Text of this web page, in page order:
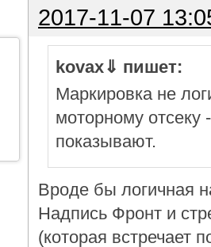
2017-11-07
kovax⇓ пишет:
Маркировка не
моторному отсеку
показывают.
Вроде бы логичная
Надпись Фронт и
(которая встречает